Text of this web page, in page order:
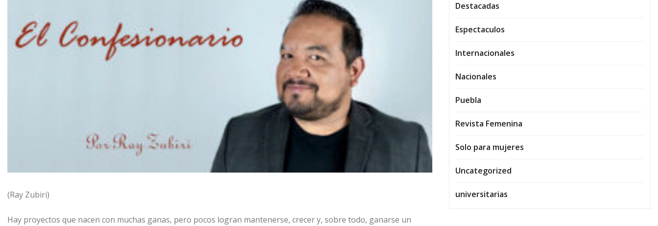
(Ray Zubiri)
Hay proyectos que nacen con muchas ganas, pero pocos logran mantenerse, crecer y, sobre todo, ganarse un
Destacadas
Espectaculos
Internacionales
Nacionales
Puebla
Revista Femenina
Solo para mujeres
Uncategorized
universitarias